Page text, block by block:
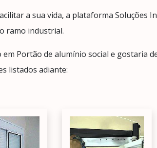
a sua vida, a plataforma Soluções
ramo industrial.
em Portão de alumínio social e gostaria
listados adiante: